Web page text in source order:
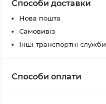
Способи доставки
Нова пошта
Самовивіз
Інші транспортні служби
Способи оплати